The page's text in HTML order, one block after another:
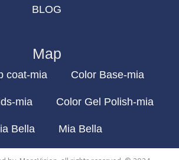
BLOG
Map
coat-mia Color Base-mia
mia Color Gel Polish-mia
Bella Mia Bella